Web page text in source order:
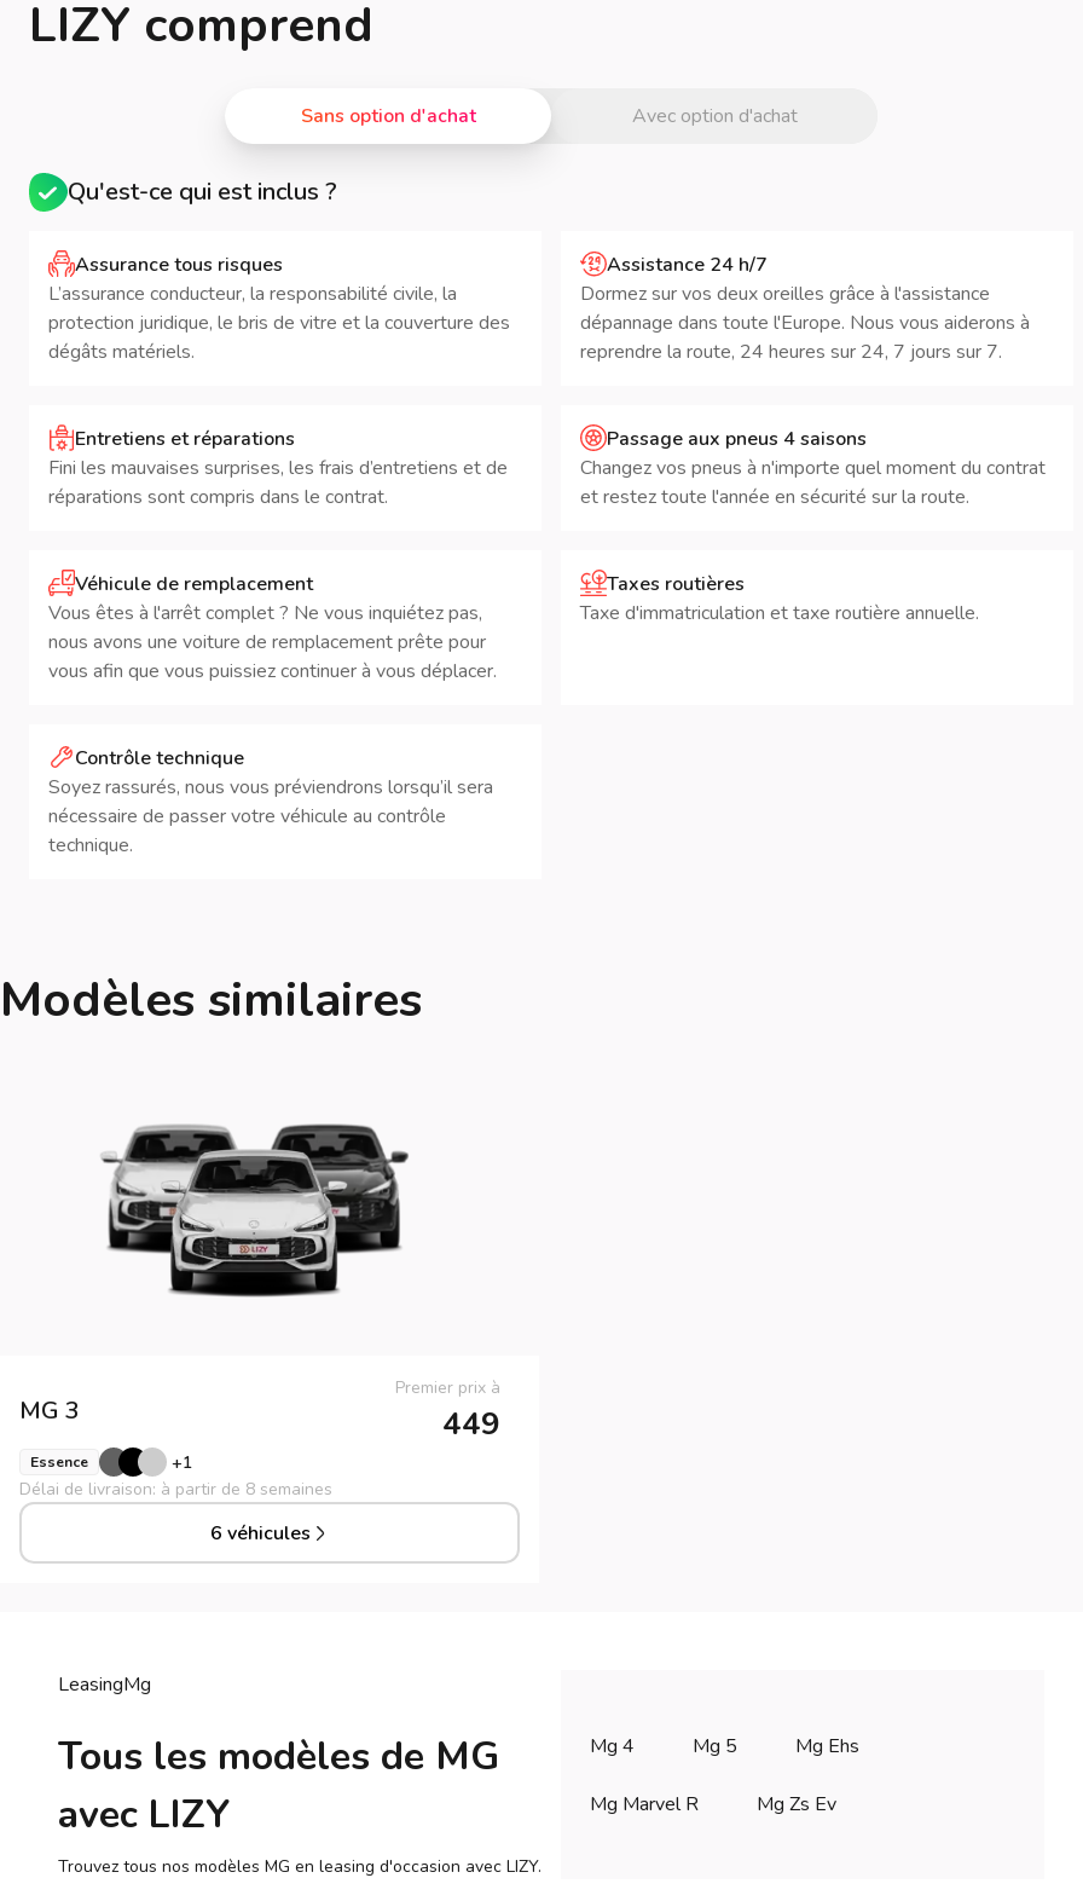
Modèles similaires
MG 3
Premier prix à
449
Essence +1
Délai de livraison: à partir de 8 semaines
6 véhicules
LeasingMg
Tous les modèles de MG
avec LIZY
Trouvez tous nos modèles MG en leasing d'occasion avec LIZY.
Mg 4 Mg 5 Mg Ehs
Mg Marvel R Mg Zs Ev
LIZY comprend
Avec option d'achat
Sans option d'achat
Qu'est-ce qui est inclus ?
Assurance tous risques
L’assurance conducteur, la responsabilité civile, la
protection juridique, le bris de vitre et la couverture des
dégâts matériels.
Assistance 24 h/7
Dormez sur vos deux oreilles grâce à l'assistance
dépannage dans toute l'Europe. Nous vous aiderons à
reprendre la route, 24 heures sur 24, 7 jours sur 7.
Entretiens et réparations
Fini les mauvaises surprises, les frais d’entretiens et de
réparations sont compris dans le contrat.
Passage aux pneus 4 saisons
Changez vos pneus à n'importe quel moment du contrat
et restez toute l'année en sécurité sur la route.
Véhicule de remplacement
Vous êtes à l'arrêt complet ? Ne vous inquiétez pas,
nous avons une voiture de remplacement prête pour
vous afin que vous puissiez continuer à vous déplacer.
Taxes routières
Taxe d'immatriculation et taxe routière annuelle.
Contrôle technique
Soyez rassurés, nous vous préviendrons lorsqu’il sera
nécessaire de passer votre véhicule au contrôle
technique.